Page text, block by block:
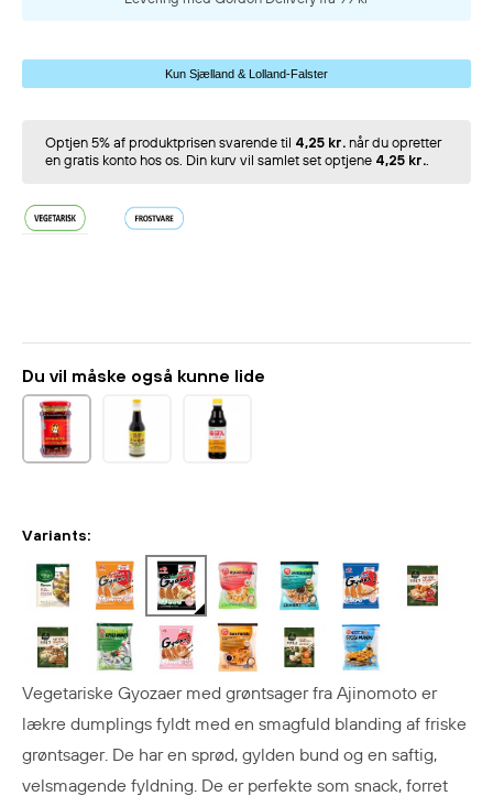
Kun Sjælland & Lolland-Falster
Optjen 5% af produktprisen svarende til 4,25 kr. når du opretter
en gratis konto hos os. Din kurv vil samlet set optjene 4,25 kr..
Du vil måske også kunne lide
Variants:
Vegetariske Gyozaer med grøntsager fra Ajinomoto er
lækre dumplings fyldt med en smagfuld blanding af friske
grøntsager. De har en sprød, gylden bund og en saftig,
velsmagende fyldning. De er perfekte som snack, forret